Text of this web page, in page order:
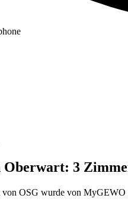
Oberwart: 3
OSG wurde von